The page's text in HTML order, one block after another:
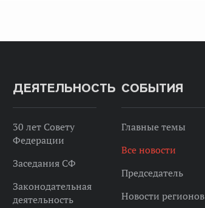
ДЕЯТЕЛЬНОСТЬ
30 лет Совету
Федерации
Заседания СФ
Законодательная
деятельность
СОБЫТИЯ
Главные темы
Все новости
Председатель
Новости регионов